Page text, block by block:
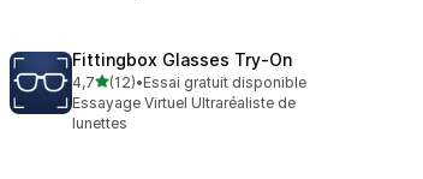
Fittingbox Glasses Try‑On
4,7étoile(s) sur 5
(12)
12 avis au total
•Essai gratuit disponible
Essayage Virtuel Ultraréaliste de
lunettes